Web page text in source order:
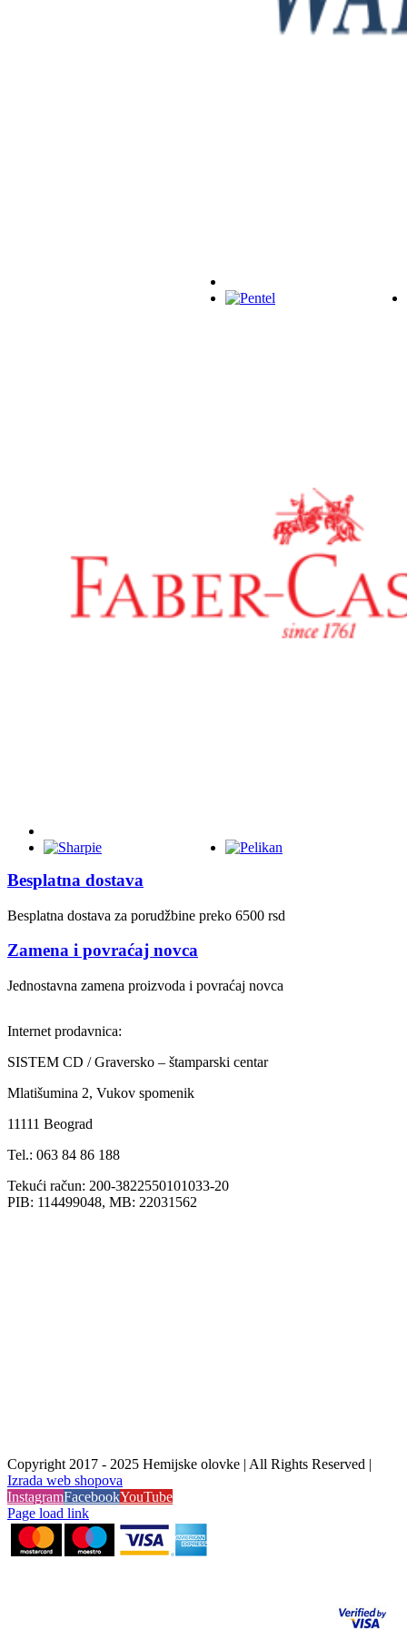
Besplatna dostava
Besplatna dostava za porudžbine preko 6500 rsd
Zamena i povraćaj novca
Jednostavna zamena proizvoda i povraćaj novca
Internet prodavnica:
SISTEM CD / Graversko – štamparski centar
Mlatišumina 2, Vukov spomenik
11111 Beograd
Tel.: 063 84 86 188
Tekući račun: 200-3822550101033-20
PIB: 114499048, MB: 22031562
Copyright 2017 - 2025 Hemijske olovke | All Rights Reserved |
Izrada web shopova
InstagramFacebookYouTube
Page load link